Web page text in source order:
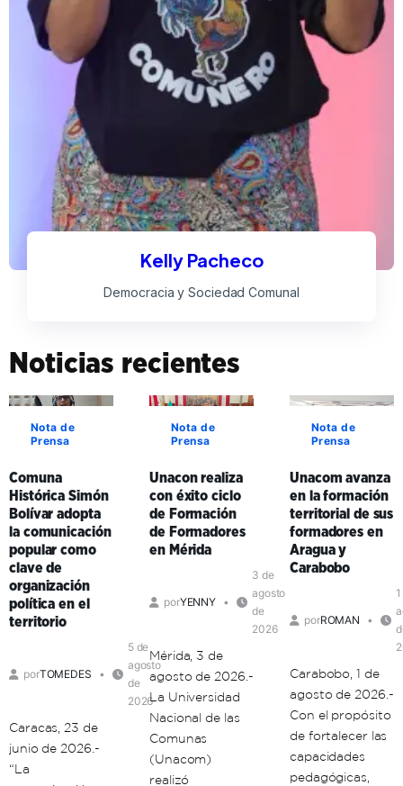
Kelly Pacheco
Democracia y Sociedad Comunal
Noticias recientes
Nota de
Prensa
Comuna
Histórica Simón
Bolívar adopta
la comunicación
popular como
clave de
organización
política en el
territorio
porTOMEDES
5 de
agosto
de
2026
Caracas, 23 de
junio de 2026.-
“La
Nota de
Prensa
Unacon realiza
con éxito ciclo
de Formación
de Formadores
en Mérida
porYENNY
3 de
agosto
de
2026
Mérida, 3 de
agosto de 2026.-
La Universidad
Nacional de las
Comunas
(Unacom)
realizó
Nota de
Prensa
Unacom avanza
en la formación
territorial de sus
formadores en
Aragua y
Carabobo
porROMAN
Carabobo, 1 de
agosto de 2026.-
Con el propósito
de fortalecer las
capacidades
pedagógicas,